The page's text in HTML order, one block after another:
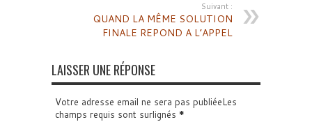
Suivant :
QUAND LA MÊME SOLUTION
FINALE REPOND A L’APPEL
LAISSER UNE RÉPONSE
Votre adresse email ne sera pas publiéeLes
champs requis sont surlignés *